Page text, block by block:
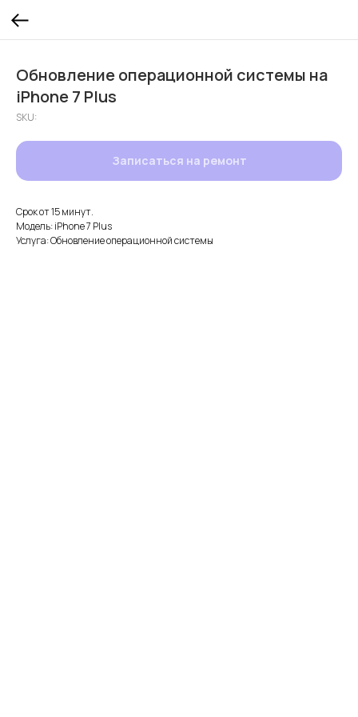
Обновление операционной системы на
iPhone 7 Plus
SKU:
Записаться на ремонт
Срок от 15 минут.
Модель: iPhone 7 Plus
Услуга: Обновление операционной системы